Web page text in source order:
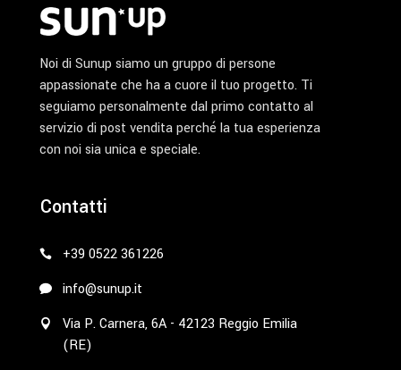
Noi di Sunup siamo un gruppo di persone
appassionate che ha a cuore il tuo progetto. Ti
seguiamo personalmente dal primo contatto al
servizio di post vendita perché la tua esperienza
con noi sia unica e speciale.
Contatti
+39 0522 361226
info@sunup.it
Via P. Carnera, 6A - 42123 Reggio Emilia
(RE)